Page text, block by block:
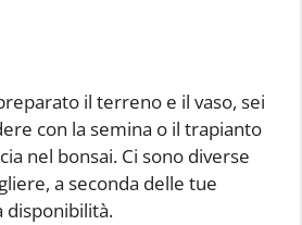
il terreno e il vaso, sei
con la semina o il trapianto
nel bonsai. Ci sono diverse
a seconda delle tue
disponibilità.